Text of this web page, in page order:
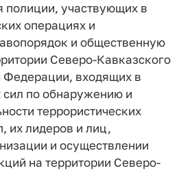
полиции, участвующих в
операциях и
и общественную
Северо-Кавказского
Федерации, входящих в
сил по обнаружению и
террористических
их лидеров и лиц,
и осуществлении
на территории Северо-